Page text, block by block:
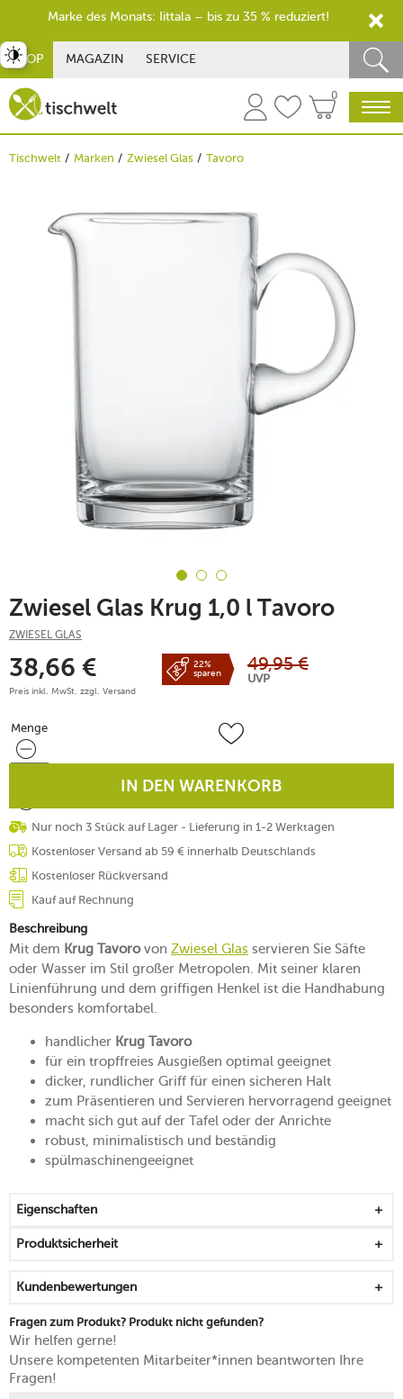
SHOP MAGAZIN SERVICE
0
Tischwelt Marken Zwiesel Glas Tavoro
Zwiesel Glas Krug 1,0 l Tavoro
ZWIESEL GLAS
38,66 €
Preis inkl. MwSt. zzgl. Versand
22%
sparen
49,95 €
UVP
Menge
Menge
IN DEN WARENKORB
Nur noch 3 Stück auf Lager - Lieferung in 1-2 Werktagen
Kostenloser Versand ab 59 € innerhalb Deutschlands
Kostenloser Rückversand
Kauf auf Rechnung
Beschreibung
Mit dem Krug Tavorovon Zwiesel Glas servieren Sie Säfte
oder Wasser im Stil großer Metropolen. Mit seiner klaren
Linienführung und dem griffigen Henkel ist die Handhabung
besonders komfortabel.
handlicher Krug Tavoro
für ein tropffreies Ausgießen optimal geeignet
dicker, rundlicher Griff für einen sicheren Halt
zum Präsentieren und Servieren hervorragend geeignet
macht sich gut auf der Tafel oder der Anrichte
robust, minimalistisch und beständig
spülmaschinengeeignet
Eigenschaften
Produktsicherheit
Kundenbewertungen
Fragen zum Produkt? Produkt nicht gefunden?
Wir helfen gerne!
Unsere kompetenten Mitarbeiter*innen beantworten Ihre
Fragen!
umschalten
Marke des Monats: Iittala – bis zu 35 % reduziert!